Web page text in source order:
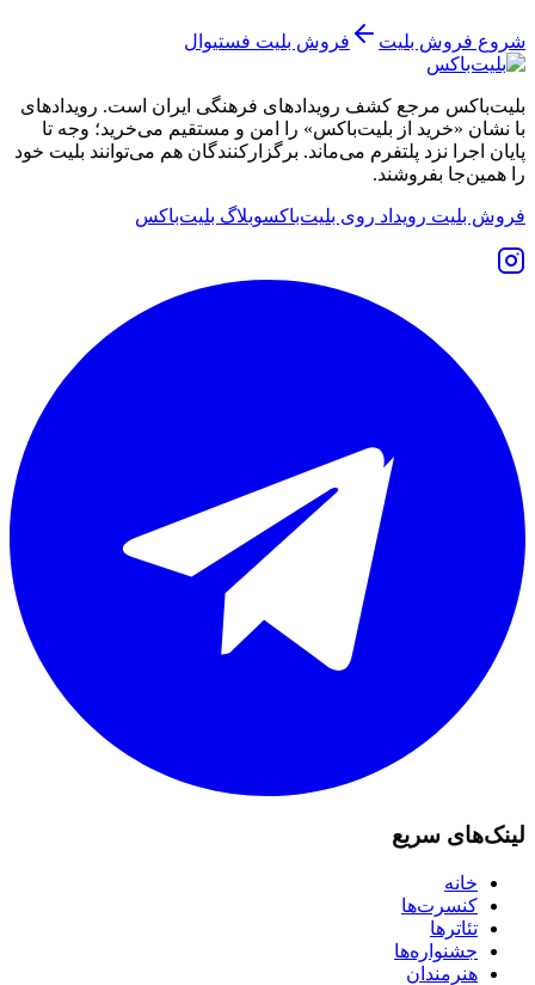
شروع فروش بلیت فروش بلیت فستیوال
بلیت‌باکس مرجع کشف رویدادهای فرهنگی ایران است. رویدادهای
با نشان «خرید از بلیت‌باکس» را امن و مستقیم می‌خرید؛ وجه تا
پایان اجرا نزد پلتفرم می‌ماند. برگزارکنندگان هم می‌توانند بلیت خود
را همین‌جا بفروشند.
فروش بلیت رویداد روی بلیت‌باکسوبلاگ بلیت‌باکس
لینک‌های سریع
خانه
کنسرت‌ها
تئاترها
جشنواره‌ها
هنرمندان